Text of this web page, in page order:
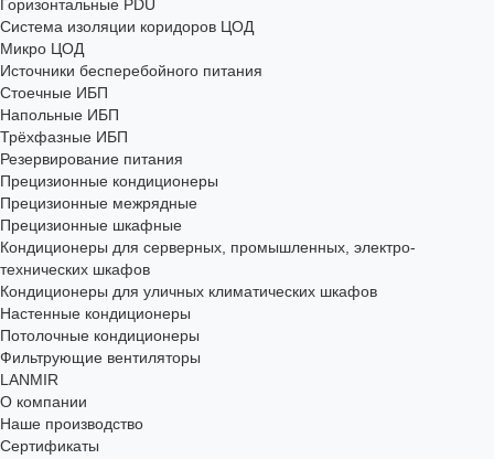
Горизонтальные PDU
Система изоляции коридоров ЦОД
Микро ЦОД
Источники бесперебойного питания
Стоечные ИБП
Напольные ИБП
Трёхфазные ИБП
Резервирование питания
Прецизионные кондиционеры
Прецизионные межрядные
Прецизионные шкафные
Кондиционеры для серверных, промышленных, электро-
технических шкафов
Кондиционеры для уличных климатических шкафов
Настенные кондиционеры
Потолочные кондиционеры
Фильтрующие вентиляторы
LANMIR
О компании
Наше производство
Сертификаты